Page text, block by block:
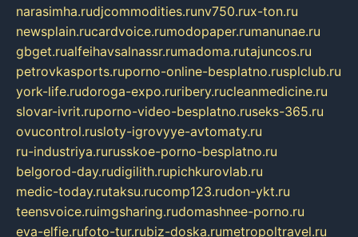
narasimha.rudjcommodities.runv750.rux-ton.ru
newsplain.rucardvoice.rumodopaper.rumanunae.ru
gbget.rualfeihavsalnassr.rumadoma.rutajuncos.ru
petrovkasports.ruporno-online-besplatno.rusplclub.ru
york-life.rudoroga-expo.ruribery.rucleanmedicine.ru
slovar-ivrit.ruporno-video-besplatno.ruseks-365.ru
ovucontrol.rusloty-igrovyye-avtomaty.ru
ru-industriya.rurusskoe-porno-besplatno.ru
belgorod-day.rudigilith.rupichkurovlab.ru
medic-today.rutaksu.rucomp123.rudon-ykt.ru
teensvoice.ruimgsharing.rudomashnee-porno.ru
eva-elfie.rufoto-tur.rubiz-doska.rumetropoltravel.ru